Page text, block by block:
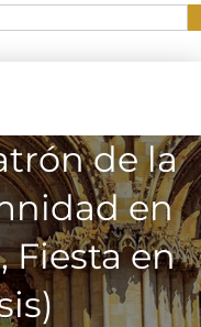
de la
en
Fiesta en